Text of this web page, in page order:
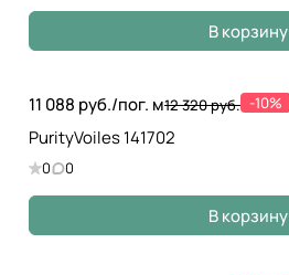
В корзину
11 088 руб./пог. м12 320 руб. -10%
PurityVoiles 141702
0 0
В корзину